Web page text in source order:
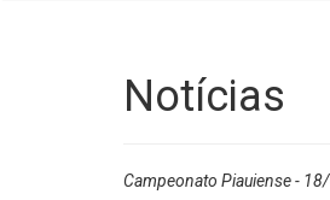
Notícias
Campeonato Piauiense -